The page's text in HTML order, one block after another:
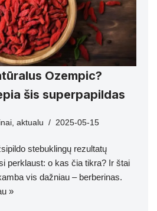
Ozempic?
šis superpapildas
aktualu 2025-05-15
stebuklingų rezultatų
perklaust: o kas čia tikra? Ir štai
vis dažniau – berberinas.
»